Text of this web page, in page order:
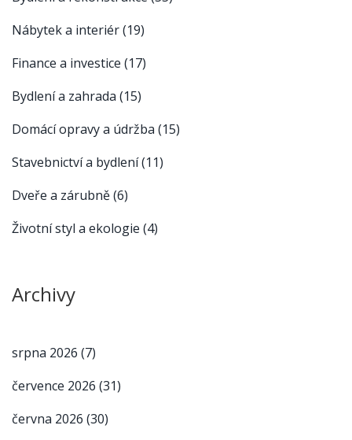
Nábytek a interiér(19)
Finance a investice (17)
Bydlení a zahrada (15)
Domácí opravy a údržba (15)
Stavebnictví a bydlení(11)
Dveře a zárubně(6)
Životní styl a ekologie (4)
Archivy
srpna 2026 (7)
července 2026 (31)
června 2026 (30)